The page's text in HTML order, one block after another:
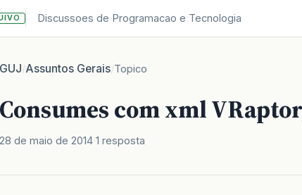
Discussoes de Programacao e Tecnologia
GUJ/Assuntos Gerais/Topico
Consumes com xml
28 de maio de 2014 1 resposta